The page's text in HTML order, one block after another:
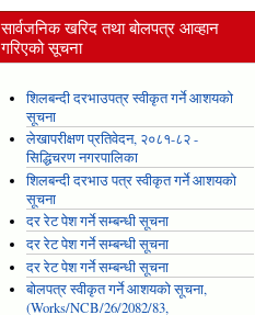
सार्वजनिक खरिद तथा बोलपत्र आव्हान
गरिएको सूचना
शिलबन्दी दरभाउपत्र स्वीकृत गर्ने आशयको
सूचना
लेखापरीक्षण प्रतिवेदन, २०८१-८२ -
सिद्धिचरण नगरपालिका
शिलबन्दी दरभाउ पत्र स्वीकृत गर्ने आशयको
सूचना
दर रेट पेश गर्ने सम्बन्धी सूचना
दर रेट पेश गर्ने सम्बन्धी सूचना
दर रेट पेश गर्ने सम्बन्धी सूचना
बोलपत्र स्वीकृत गर्ने आशयको सूचना,
(Works/NCB/26/2082/83,